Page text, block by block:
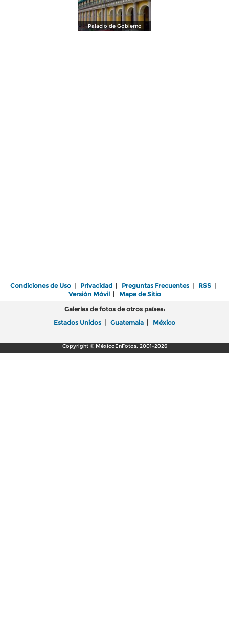
Palacio de Gobierno
Condiciones de Uso | Privacidad | Preguntas Frecuentes | RSS |
Versión Móvil| Mapa de Sitio
Galerías de fotos de otros países:
Estados Unidos | Guatemala | México
Copyright © MéxicoEnFotos, 2001-2026